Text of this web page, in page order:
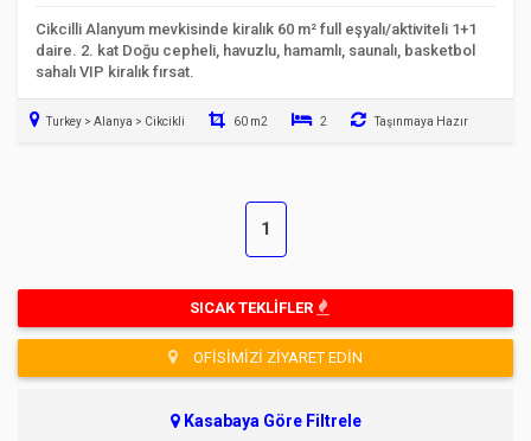
Cikcilli Alanyum mevkisinde kiralık 60 m² full eşyalı/aktiviteli 1+1
daire. 2. kat Doğu cepheli, havuzlu, hamamlı, saunalı, basketbol
sahalı VIP kiralık fırsat.
Turkey > Alanya > Cikcikli 60 m2 2 Taşınmaya Hazır
1
SICAK TEKLIFLER
OFISIMIZI ZIYARET EDIN
Kasabaya Göre Filtrele